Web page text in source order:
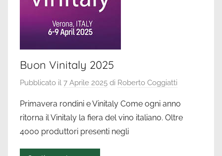
Buon Vinitaly 2025
Pubblicato il 7 Aprile 2025 di Roberto Coggiatti
Primavera rondini e Vinitaly Come ogni anno
ritorna il Vinitaly la fiera del vino italiano. Oltre
4000 produttori presenti negli